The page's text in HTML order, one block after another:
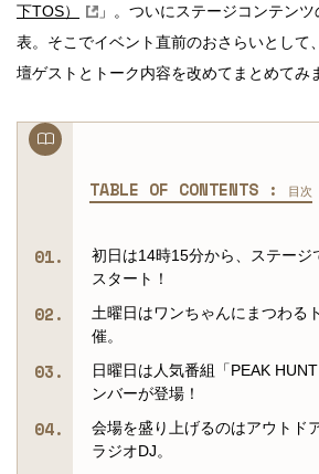
下TOS）
」。ついにステージコンテン
表。そこでイベント直前のおさらいとして
壇ゲストとトーク内容を改めてまとめてみ
TABLE OF CONTENTS : 目次
初日は14時15分から、ステージ
スタート！
土曜日はワンちゃんにまつわる
催。
日曜日は人気番組「PEAK
ンバーが登場！
会場を盛り上げるのはアウトド
ラジオDJ。